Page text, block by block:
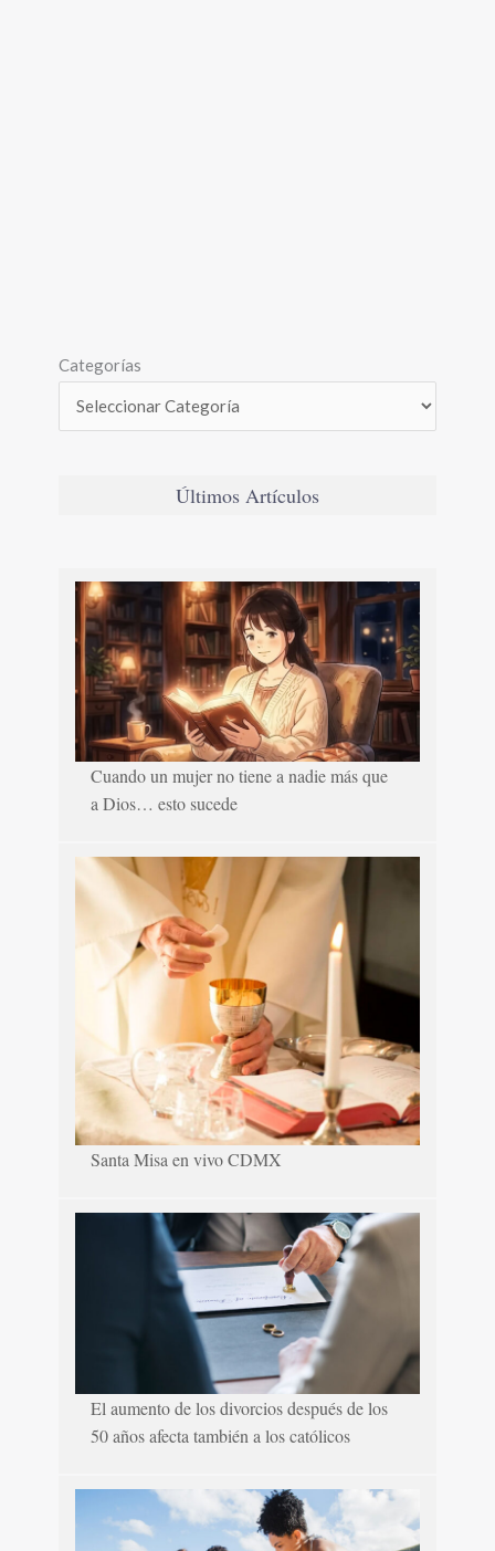
Categorías
Últimos Artículos
Cuando un mujer no tiene a nadie más que
a Dios… esto sucede
Santa Misa en vivo CDMX
El aumento de los divorcios después de los
50 años afecta también a los católicos